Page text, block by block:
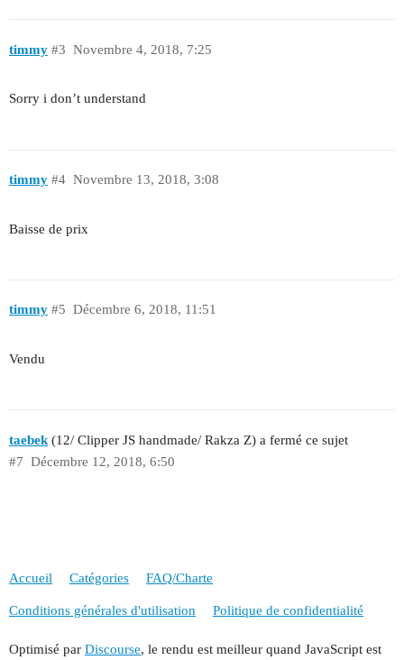
timmy Novembre 4, 2018, 7:25
#3
Sorry i don’t understand
timmy Novembre 13, 2018, 3:08
#4
Baisse de prix
timmy Décembre 6, 2018, 11:51
#5
Vendu
taebek (12/ Clipper JS handmade/ Rakza Z) a fermé ce sujet
Décembre 12, 2018, 6:50
#7
Accueil Catégories FAQ/Charte
Conditions générales d'utilisation Politique de confidentialité
Optimisé par Discourse, le rendu est meilleur quand JavaScript est